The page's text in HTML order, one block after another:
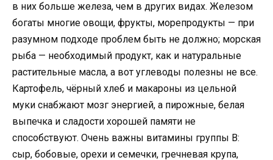
в них больше железа, чем в других видах. Железом
богаты многие овощи, фрукты, морепродукты — при
разумном подходе проблем быть не должно; морская
рыба — необходимый продукт, как и натуральные
растительные масла, а вот углеводы полезны не все.
Картофель, чёрный хлеб и макароны из цельной
муки снабжают мозг энергией, а пирожные, белая
выпечка и сладости хорошей памяти не
способствуют. Очень важны витамины группы В:
сыр, бобовые, орехи и семечки, гречневая крупа,